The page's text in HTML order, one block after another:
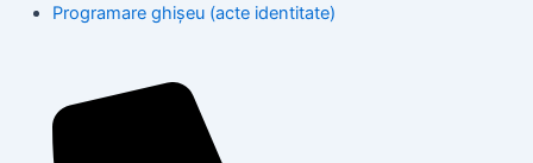
Programare ghișeu (acte identitate)